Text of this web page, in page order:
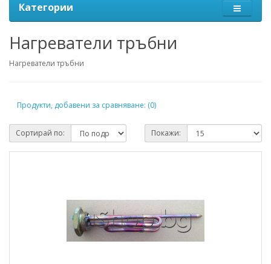
Категории
Нагреватели тръбни
Нагреватели тръбни
Продукти, добавени за сравняване: (0)
Сортирай по: Покажи: